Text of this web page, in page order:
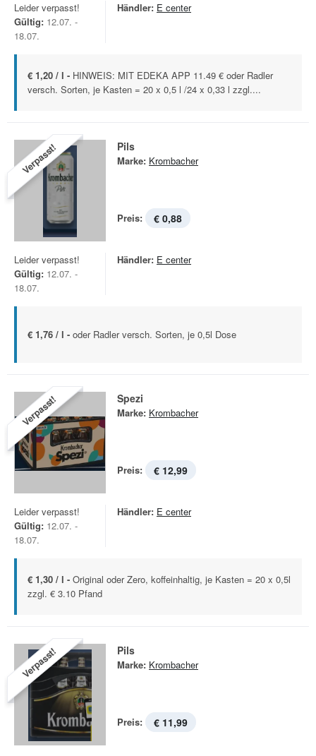
Leider verpasst!
Gültig: 12.07. -
18.07.
Händler: E center
€ 1,20 / l - HINWEIS: MIT EDEKA APP 11.49 € oder Radler
versch. Sorten, je Kasten = 20 x 0,5 l /24 x 0,33 l zzgl....
Verpasst! Pils
Marke: Krombacher
Preis: € 0,88
Leider verpasst!
Gültig: 12.07. -
18.07.
Händler: E center
€ 1,76 / l - oder Radler versch. Sorten, je 0,5l Dose
Verpasst! Spezi
Marke: Krombacher
Preis: € 12,99
Leider verpasst!
Gültig: 12.07. -
18.07.
Händler: E center
€ 1,30 / l - Original oder Zero, koffeinhaltig, je Kasten = 20 x 0,5l
zzgl. € 3.10 Pfand
Verpasst! Pils
Marke: Krombacher
Preis: € 11,99